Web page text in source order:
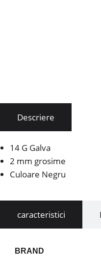
Descriere
14 G Galva
2 mm grosime
Culoare Negru
caracteristici
BRAND